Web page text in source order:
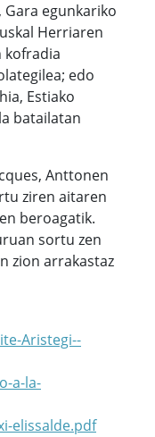
egunkariko
Herriaren
kofradia
edo
Estiako
batailatan
Anttonen
ziren aitaren
beroagatik.
sortu zen
zion arrakastaz
Aristegi--
a-la-
elissalde.pdf